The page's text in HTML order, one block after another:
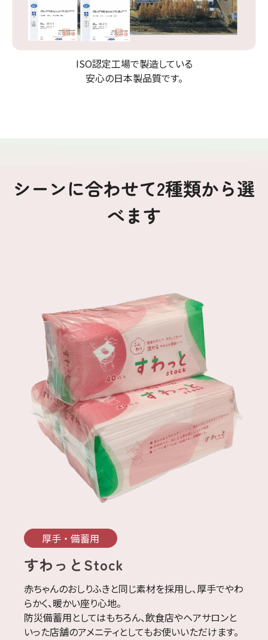
ISO認定工場で製造している
安心の日本製品質です。
シーンに合わせて2種類から選
べます
厚手 ・ 備蓄用
すわっとStock
赤ちゃんのおしりふきと同じ素材を採用し、厚手でやわ
らかく、暖かい座り心地。
防災備蓄用としてはもちろん、飲食店やヘアサロンと
いった店舗のアメニティとしてもお使いいただけます。